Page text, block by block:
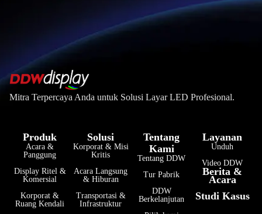
Mitra Terpercaya Anda untuk Solusi Layar LED Profesional.
Produk
Acara &
Panggung
Display Ritel &
Komersial
Korporat &
Ruang Kendali
Solusi
Korporat & Misi
Kritis
Acara Langsung
& Hiburan
Transportasi &
Infrastruktur
Tentang
Kami
Tentang DDW
Tur Pabrik
DDW
Berkelanjutan
Layanan
Unduh
Video DDW
Berita &
Acara
Studi Kasus